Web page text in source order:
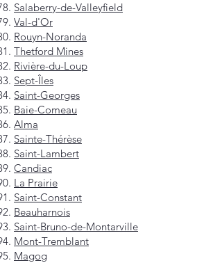
Salaberry-de-Valleyfield
Val-d'Or
Rouyn-Noranda
Thetford Mines
Rivière-du-Loup
Sept-Îles
Saint-Georges
Baie-Comeau
Alma
Sainte-Thérèse
Saint-Lambert
Candiac
La Prairie
Saint-Constant
Beauharnois
Saint-Bruno-de-Montarville
Mont-Tremblant
Magog